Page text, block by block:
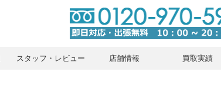
スタッフ・レビュー 店舗情報 買取実績